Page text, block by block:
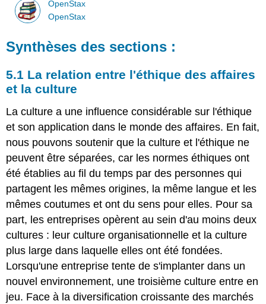
OpenStax
OpenStax
Synthèses des sections :
5.1 La relation entre l'éthique des affaires
et la culture
La culture a une influence considérable sur l'éthique
et son application dans le monde des affaires. En fait,
nous pouvons soutenir que la culture et l'éthique ne
peuvent être séparées, car les normes éthiques ont
été établies au fil du temps par des personnes qui
partagent les mêmes origines, la même langue et les
mêmes coutumes et ont du sens pour elles. Pour sa
part, les entreprises opèrent au sein d'au moins deux
cultures : leur culture organisationnelle et la culture
plus large dans laquelle elles ont été fondées.
Lorsqu'une entreprise tente de s'implanter dans un
nouvel environnement, une troisième culture entre en
jeu. Face à la diversification croissante des marchés